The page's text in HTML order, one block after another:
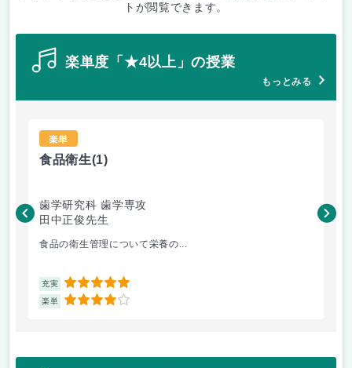
トが閲覧できます。
楽単度「★4以上」の授業
もっとみる
楽単
食品衛生(1)
歯学研究科 歯学専攻
田中正俊先生
食品の衛生管理について栄養の...
充実 5
楽単 4
山